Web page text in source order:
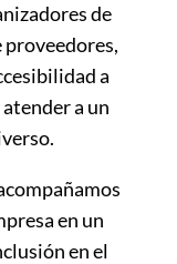
de
proveedores,
a
a un
en un
en el